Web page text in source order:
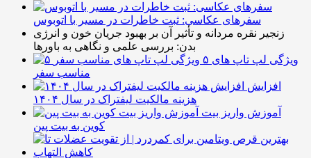
سفرهای عکاسی: ثبت خاطرات در مسیر با اتوبوس
زنجیر نقره مردانه و تأثیر آن بر بهبود جریان خون و انرژی
بدن: بررسی علمی و نگاهی به باورها
۵ ویژگی لپ تاپ های
مناسب سفر
افزایش
هزینه مالکیت لیفتراک در سال ۱۴۰۴
آموزش واریز بیت
کوین به بیت پین